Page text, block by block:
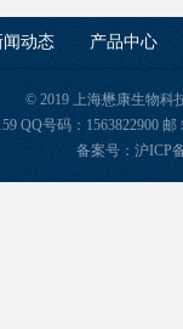
闻动态 产品中心
© 2019 上海懋康生物科
QQ号码：1563822900
备案号： 沪ICP